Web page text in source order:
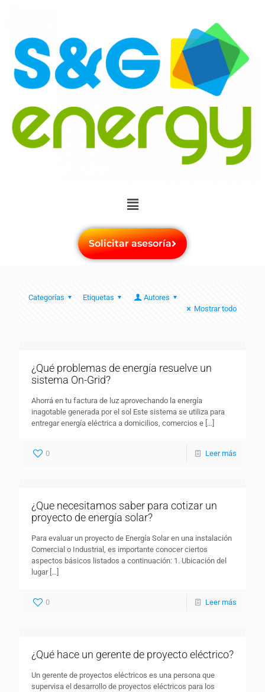
Solicitar asesoría
Categorías Etiquetas
Autores
Mostrar todo
¿Qué problemas de energía resuelve un
sistema On-Grid?
Ahorrá en tu factura de luz aprovechando la energía
inagotable generada por el sol Este sistema se utiliza para
entregar energía eléctrica a domicilios, comercios e […]
0 Leer más
¿Que necesitamos saber para cotizar un
proyecto de energía solar?
Para evaluar un proyecto de Energía Solar en una instalación
Comercial o Industrial, es importante conocer ciertos
aspectos básicos listados a continuación: 1. Ubicación del
lugar[…]
0 Leer más
¿Qué hace un gerente de proyecto eléctrico?
Un gerente de proyectos eléctricos es una persona que
supervisa el desarrollo de proyectos eléctricos para los